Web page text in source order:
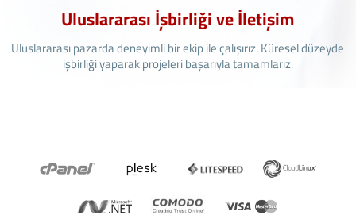
Uluslararası İşbirliği ve İletişim
Uluslararası pazarda deneyimli bir ekip ile çalışırız. Küresel düzeyde
işbirliği yaparak projeleri başarıyla tamamlarız.